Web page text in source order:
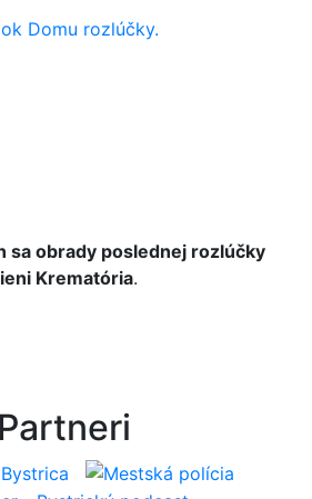
Domu rozlúčky.
sa obrady poslednej rozlúčky
Krematória.
Partneri